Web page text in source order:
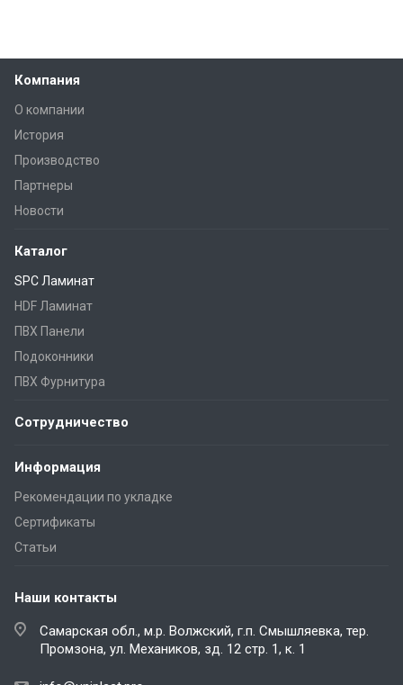
Компания
О компании
История
Производство
Партнеры
Новости
Каталог
SPC Ламинат
HDF Ламинат
ПВХ Панели
Подоконники
ПВХ Фурнитура
Сотрудничество
Информация
Рекомендации по укладке
Сертификаты
Статьи
Наши контакты
Самарская обл., м.р. Волжский, г.п. Смышляевка, тер.
Промзона, ул. Механиков, зд. 12 стр. 1, к. 1